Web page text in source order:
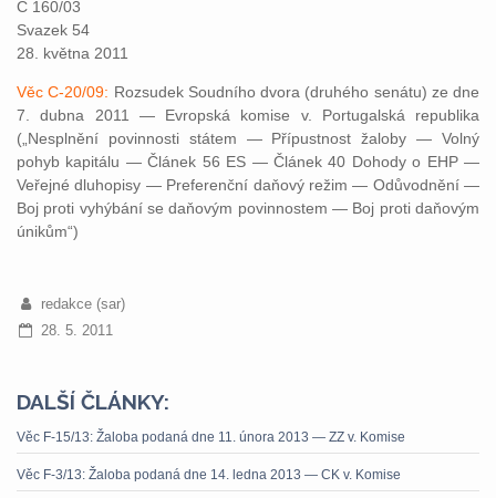
C 160/03
Svazek 54
28. května 2011
Věc C-20/09: Rozsudek Soudního dvora (druhého senátu) ze dne
7. dubna 2011 — Evropská komise v. Portugalská republika
(„Nesplnění povinnosti státem — Přípustnost žaloby — Volný
pohyb kapitálu — Článek 56 ES — Článek 40 Dohody o EHP —
Veřejné dluhopisy — Preferenční daňový režim — Odůvodnění —
Boj proti vyhýbání se daňovým povinnostem — Boj proti daňovým
únikům“)
redakce (sar)
28. 5. 2011
DALŠÍ ČLÁNKY:
Věc F-15/13: Žaloba podaná dne 11. února 2013 — ZZ v. Komise
Věc F-3/13: Žaloba podaná dne 14. ledna 2013 — CK v. Komise